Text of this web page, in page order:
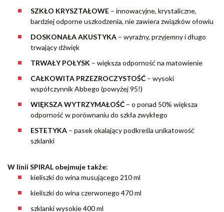
SZKŁO KRYSZTAŁOWE – innowacyjne, krystaliczne,
bardziej odporne uszkodzenia, nie zawiera związków ołowiu
DOSKONAŁA AKUSTYKA – wyraźny, przyjemny i długo
trwający dźwięk
TRWAŁY POŁYSK – większa odporność na matowienie
CAŁKOWITA PRZEZROCZYSTOŚĆ – wysoki
współczynnik Abbego (powyżej 95!)
WIĘKSZA WYTRZYMAŁOŚĆ – o ponad 50% większa
odporność w porównaniu do szkła zwykłego
ESTETYKA – pasek okalający podkreśla unikatowość
szklanki
W linii SPIRAL obejmuje także:
kieliszki do wina musującego 210 ml
kieliszki do wina czerwonego 470 ml
szklanki wysokie 400 ml